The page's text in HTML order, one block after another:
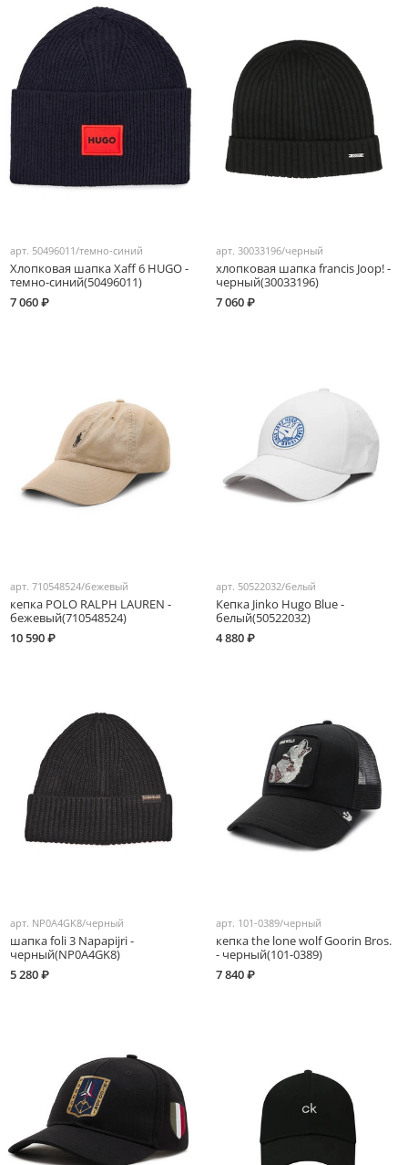
арт. 50496011/темно-синий
Хлопковая шапка Xaff 6 HUGO -
темно-синий(50496011)
7 060 ₽
арт. 30033196/черный
хлопковая шапка francis Joop! -
черный(30033196)
7 060 ₽
арт.710548524/бежевый
кепка POLO RALPH LAUREN -
бежевый(710548524)
10 590 ₽
арт. 50522032/белый
Кепка Jinko Hugo Blue -
белый(50522032)
4 880 ₽
арт. NP0A4GK8/черный
шапка foli 3 Napapijri -
черный(NP0A4GK8)
5 280 ₽
арт. 101-0389/черный
кепка the lone wolf Goorin Bros.
- черный(101-0389)
7 840 ₽